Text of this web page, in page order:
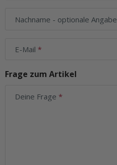
Nachname - optionale Angabe
E-Mail
Frage zum Artikel
Deine Frage